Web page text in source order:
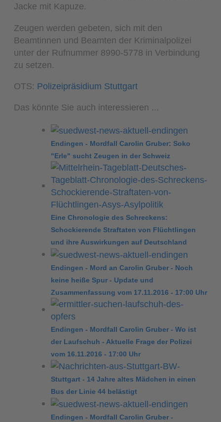
Jacke mit Kapuze.
Zeugen werden gebeten, sich mit den
Beamtinnen und Beamten der Kriminalpolizei
unter der Rufnummer 8990-5778 in Verbindung
zu setzen.
OTS: Polizeipräsidium Stuttgart
Das könnte Sie auch interessieren ...
Endingen - Mordfall Carolin Gruber: Soko
"Erle" sucht Zeugen in der Schweiz
Eine Chronologie des Schreckens:
Schockierende Straftaten von Flüchtlingen
und ihre Auswirkungen auf Deutschland
Endingen - Mord an Carolin Gruber - Noch
keine heiße Spur - Update und
Zusammenfassung vom 17.11.2016 - 17:00 Uhr
Endingen - Mordfall Carolin Gruber - Wo ist
der Laufschuh - Aktuelle Frage der Polizei
vom 16.11.2016 - 17:00 Uhr
Stuttgart - 14 Jahre altes Mädchen in einen
Bus der Linie 44 belästigt
Endingen - Mordfall Carolin Gruber -